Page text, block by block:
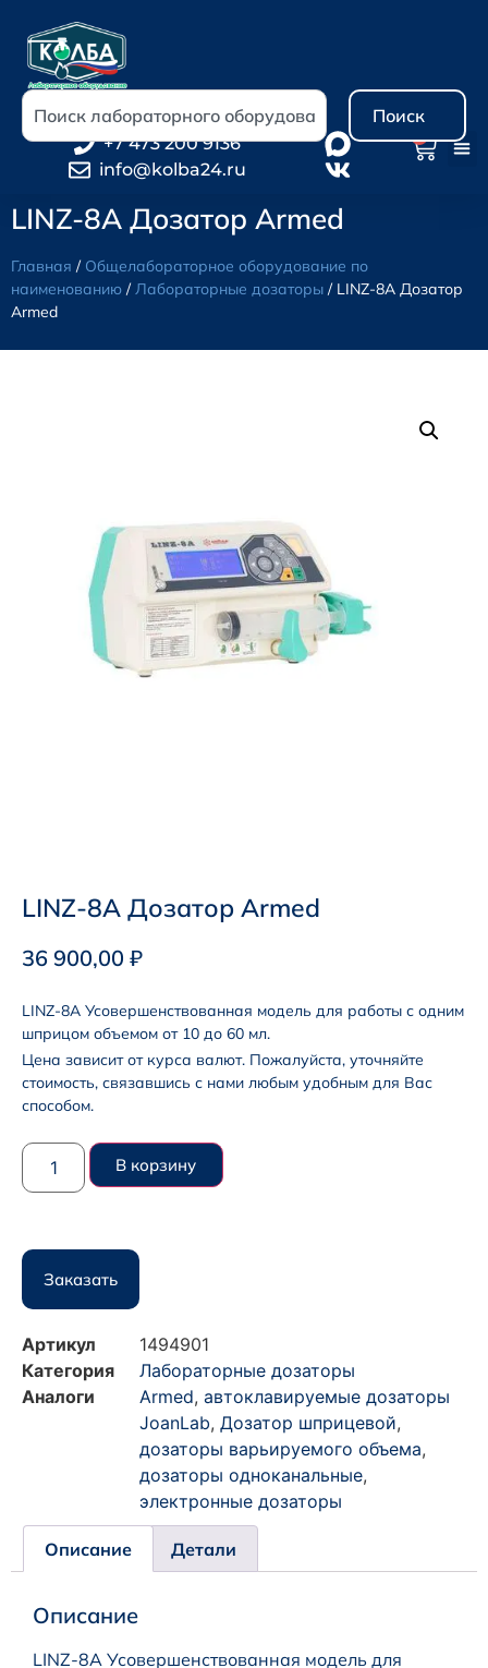
Поиск
+7 473 200 9136
info@kolba24.ru
LINZ-8A Дозатор Armed
Главная / Общелабораторное оборудование по
наименованию /Лабораторные дозаторы / LINZ-8A Дозатор
Armed
LINZ-8A Дозатор Armed
36 900,00 ₽
LINZ-8A Усовершенствованная модель для работы с одним
шприцом объемом от 10 до 60 мл.
Цена зависит от курса валют. Пожалуйста, уточняйте
стоимость, связавшись с нами любым удобным для Вас
способом.
В корзину
Заказать
Артикул
1494901
Категория
Лабораторные дозаторы
Аналоги
Armed, автоклавируемые дозаторы
JoanLab, Дозатор шприцевой,
дозаторы варьируемого объема,
дозаторы одноканальные,
электронные дозаторы
Описание Детали
Описание
LINZ-8A Усовершенствованная модель для